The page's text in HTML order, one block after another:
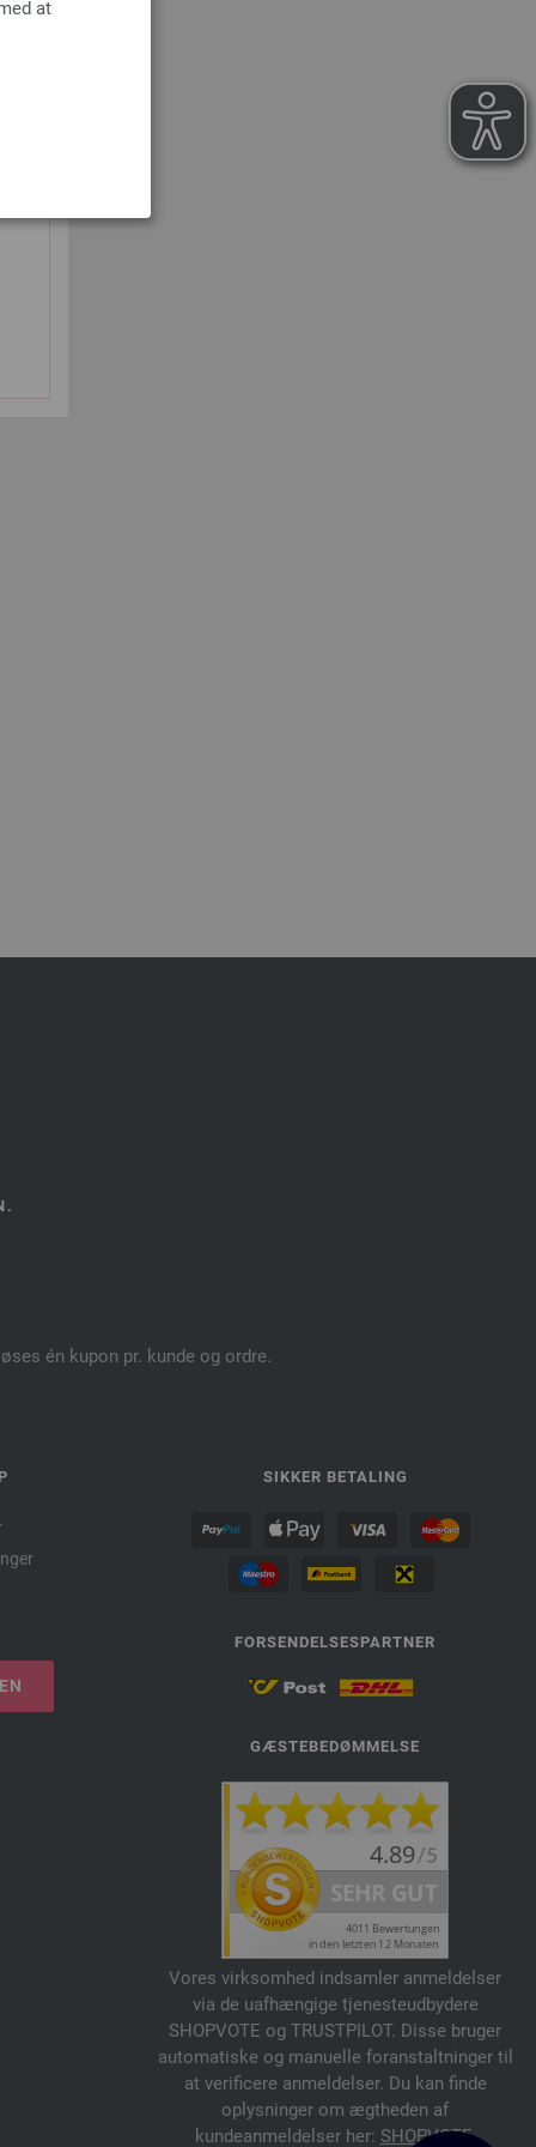
at
én kupon pr. kunde og ordre.
SIKKER BETALING
FORSENDELSESPARTNER
GÆSTEBEDØMMELSE
Vores virksomhed indsamler anmeldelser
via de uafhængige tjenesteudbydere
SHOPVOTE og TRUSTPILOT. Disse bruger
automatiske og manuelle foranstaltninger til
at verificere anmeldelser. Du kan finde
oplysninger om ægtheden af
kundeanmeldelser her: SHOPVOTE,